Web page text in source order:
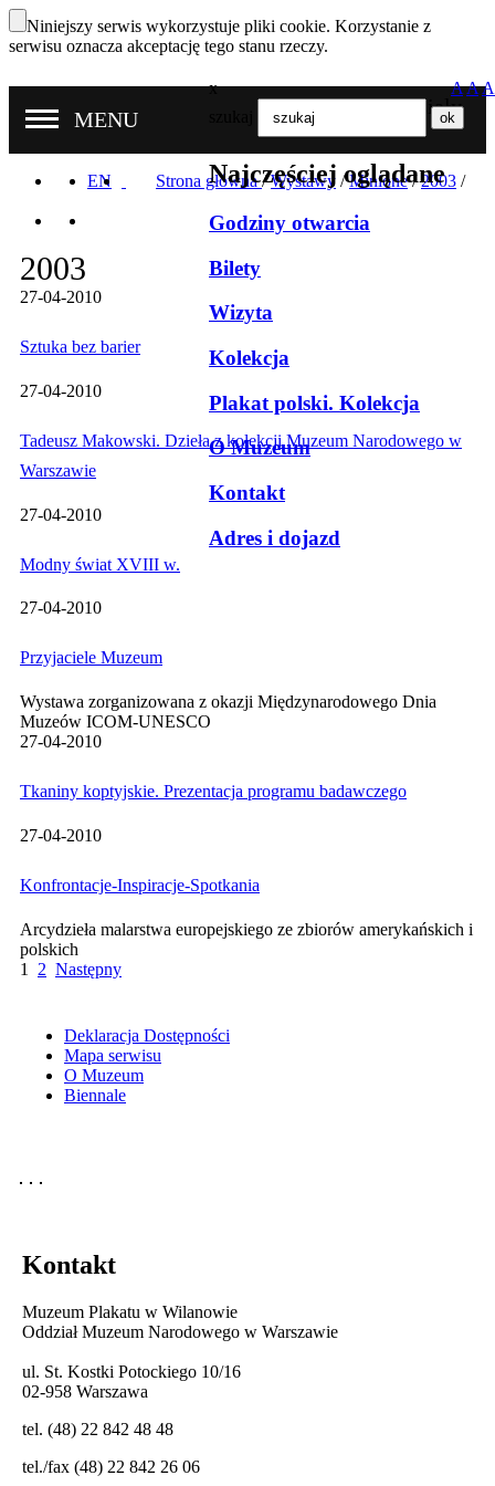
Niniejszy serwis wykorzystuje pliki cookie. Korzystanie z
serwisu oznacza akceptację tego stanu rzeczy.
Nasze oddziały
MENU
x
Najczęściej oglądane
Godziny otwarcia
Bilety
Wizyta
Kolekcja
Plakat polski. Kolekcja
O Muzeum
Kontakt
Adres i dojazd
AAA
EN Strona główna/ Wystawy /Minione/2003 /
2003
27-04-2010
Sztuka bez barier
27-04-2010
Tadeusz Makowski. Dzieła z kolekcji Muzeum Narodowego w
Warszawie
27-04-2010
Modny świat XVIII w.
27-04-2010
Przyjaciele Muzeum
Wystawa zorganizowana z okazji Międzynarodowego Dnia
Muzeów ICOM-UNESCO
27-04-2010
Tkaniny koptyjskie. Prezentacja programu badawczego
27-04-2010
Konfrontacje-Inspiracje-Spotkania
Arcydzieła malarstwa europejskiego ze zbiorów amerykańskich i
polskich
1
2 Następny
Deklaracja Dostępności
Mapa serwisu
O Muzeum
Biennale
Kontakt
Muzeum Plakatu w Wilanowie
Oddział Muzeum Narodowego w Warszawie
ul. St. Kostki Potockiego 10/16
02-958 Warszawa
tel. (48) 22 842 48 48
tel./fax (48) 22 842 26 06